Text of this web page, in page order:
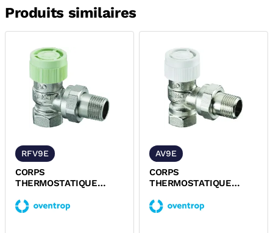
Produits similaires
RFV9E
CORPS
THERMOSTATIQUE
M30x1,5 SERIE RFV9
OVENTROP
AV9E
CORPS
THERMOSTATIQUE
M30x1,5 SERIE AV9
OVENTROP